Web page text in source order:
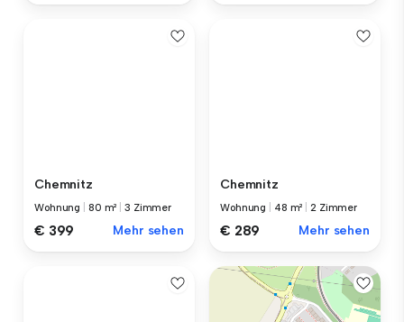
Chemnitz
Wohnung 80 m² |3 Zimmer
€ 399 Mehr sehen
Chemnitz
Wohnung 48 m² |2 Zimmer
€ 289 Mehr sehen